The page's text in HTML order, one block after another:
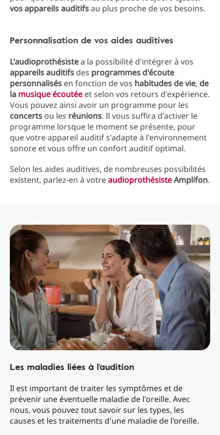
vos appareils auditifsau plus proche de vos besoins.
Personnalisation de vos aides auditives
L'audioprothésistea la possibilité d'intégrer à vos
appareils auditifs des programmes d'écoute
personnalisés en fonction de vos habitudes de vie, de
la musique écoutée et selon vos retours d'expérience.
Vous pouvez ainsi avoir un programme pour les
concerts ou les réunions. Il vous suffira d'activer le
programme lorsque le moment se présente, pour
que votre appareil auditif s'adapte à l'environnement
sonore et vous offre un confort auditif optimal.
Selon les aides auditives, de nombreuses possibilités
existent, parlez-en à votreaudioprothésisteAmplifon.
Les maladies liées à l’audition
Il est important de traiter les symptômes et de
prévenir une éventuelle maladie de l'oreille. Avec
nous, vous pouvez tout savoir sur les types, les
causes et les traitements d'une maladie de l'oreille.